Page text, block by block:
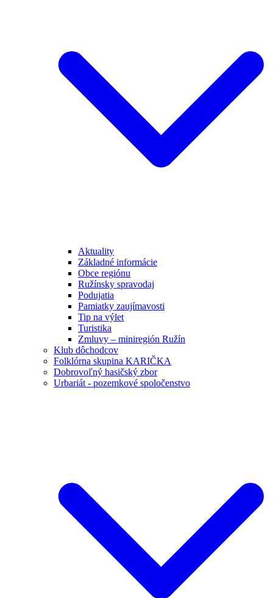
Aktuality
Základné informácie
Obce regiónu
Ružínsky spravodaj
Podujatia
Pamiatky zaujímavosti
Tip na výlet
Turistika
Zmluvy – miniregión Ružín
Klub dôchodcov
Folklórna skupina KARIČKA
Dobrovoľný hasičský zbor
Urbariát - pozemkové spoločenstvo